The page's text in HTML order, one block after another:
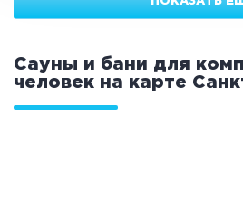
Сауны и бани для
человек на карте